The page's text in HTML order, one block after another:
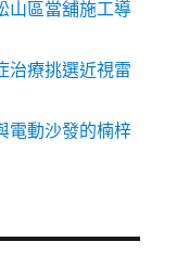
山區當舖施工導
治療挑選近視雷
電動沙發的楠梓